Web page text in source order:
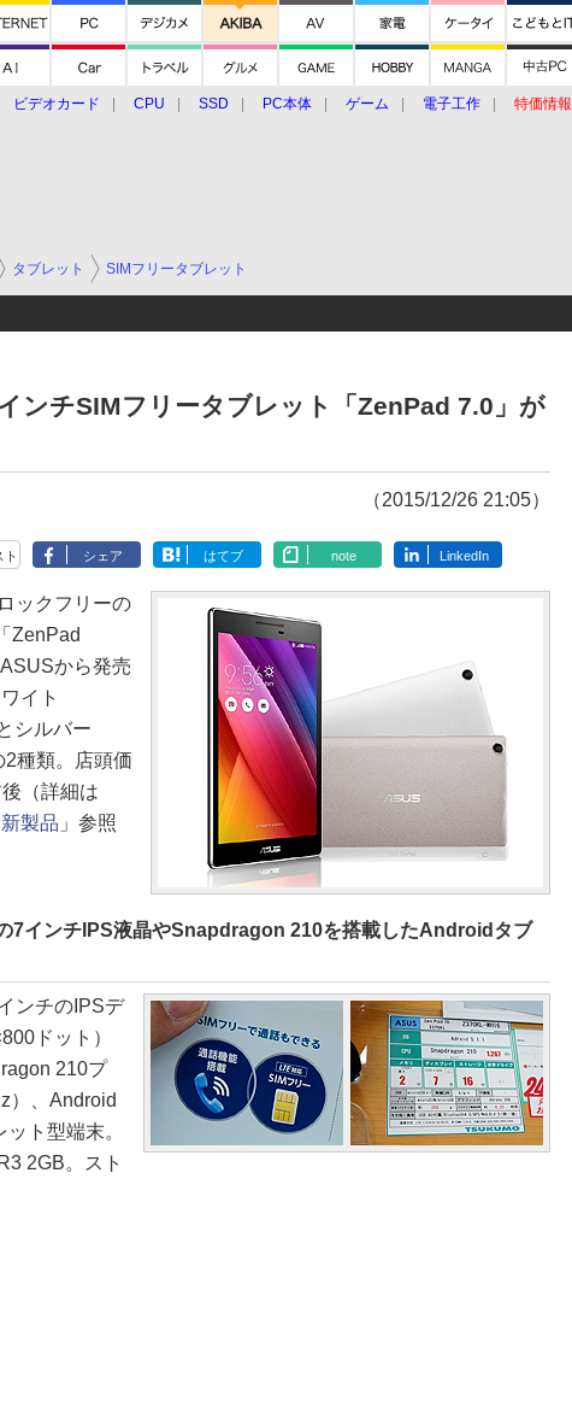
ビデオカード CPU SSD PC本体 ゲーム 電子工作 特価情報
タブレット SIMフリータブレット
ンチSIMフリータブレット「ZenPad 7.0」が
（2015/12/26 21:05）
ト シェア はてブ note LinkedIn
ックフリーの
ZenPad
から発売
イト
シルバー
2種類。店頭価
（詳細は
製品 」参照
7インチIPS液晶やSnapdragon 210を搭載したAndroidタブ
ンチのIPSデ
ドット）
210プ
）、Android
ト型端末。
2GB。スト